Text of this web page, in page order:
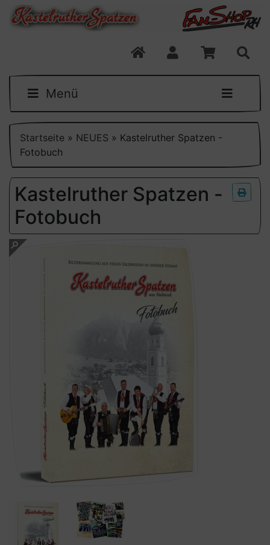
Menü
Startseite » NEUES » Kastelruther Spatzen -
Fotobuch
Kastelruther Spatzen -
Fotobuch